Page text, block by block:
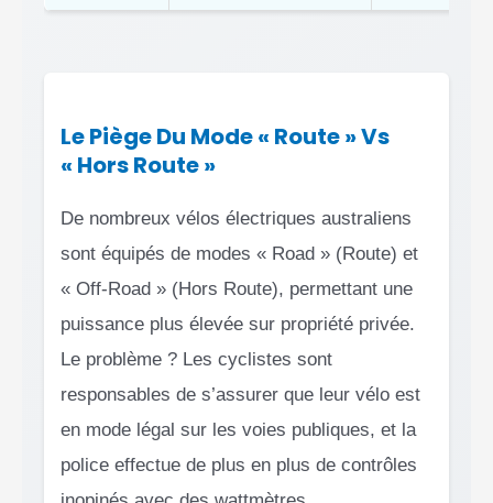
Le Piège Du Mode « Route » Vs
« Hors Route »
De nombreux vélos électriques australiens
sont équipés de modes « Road » (Route) et
« Off-Road » (Hors Route), permettant une
puissance plus élevée sur propriété privée.
Le problème ? Les cyclistes sont
responsables de s’assurer que leur vélo est
en mode légal sur les voies publiques, et la
police effectue de plus en plus de contrôles